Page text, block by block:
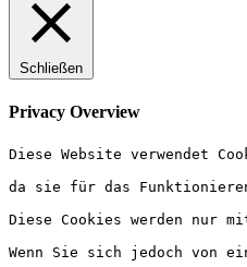
Schließen
Privacy Overview
Diese Website verwendet
da sie für das
Diese Cookies werden nur
Wenn Sie sich jedoch von